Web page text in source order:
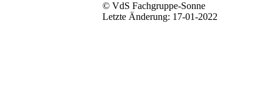
© VdS Fachgruppe-Sonne
Letzte Änderung: 17-01-2022